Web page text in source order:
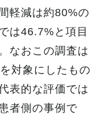
軽減は約80%の
は46.7%と項目
なおこの調査は
対象にしたもの
表的な評価では
者側の事例で